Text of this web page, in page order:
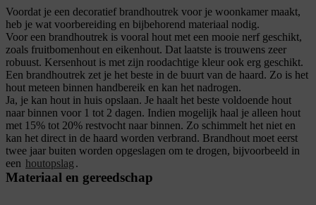
Voordat je een decoratief brandhoutrek voor je woonkamer maakt,
heb je wat voorbereiding en bijbehorend materiaal nodig.
Voor een brandhoutrek is vooral hout met een mooie nerf geschikt,
zoals fruitbomenhout en eikenhout. Dat laatste is trouwens zeer
robuust. Kersenhout is met zijn roodachtige kleur ook erg geschikt.
Een brandhoutrek zet je het beste in de buurt van de haard. Zo is het
hout meteen binnen handbereik en kan het nadrogen.
Ja, je kan hout in huis opslaan. Je haalt het beste voldoende hout
naar binnen voor 1 tot 2 dagen. Indien mogelijk haal je alleen hout
met 15% tot 20% restvocht naar binnen. Zo schimmelt het niet en
kan het direct in de haard worden verbrand. Brandhout moet eerst
twee jaar buiten worden opgeslagen om te drogen, bijvoorbeeld in
een houtopslag .
Materiaal en gereedschap